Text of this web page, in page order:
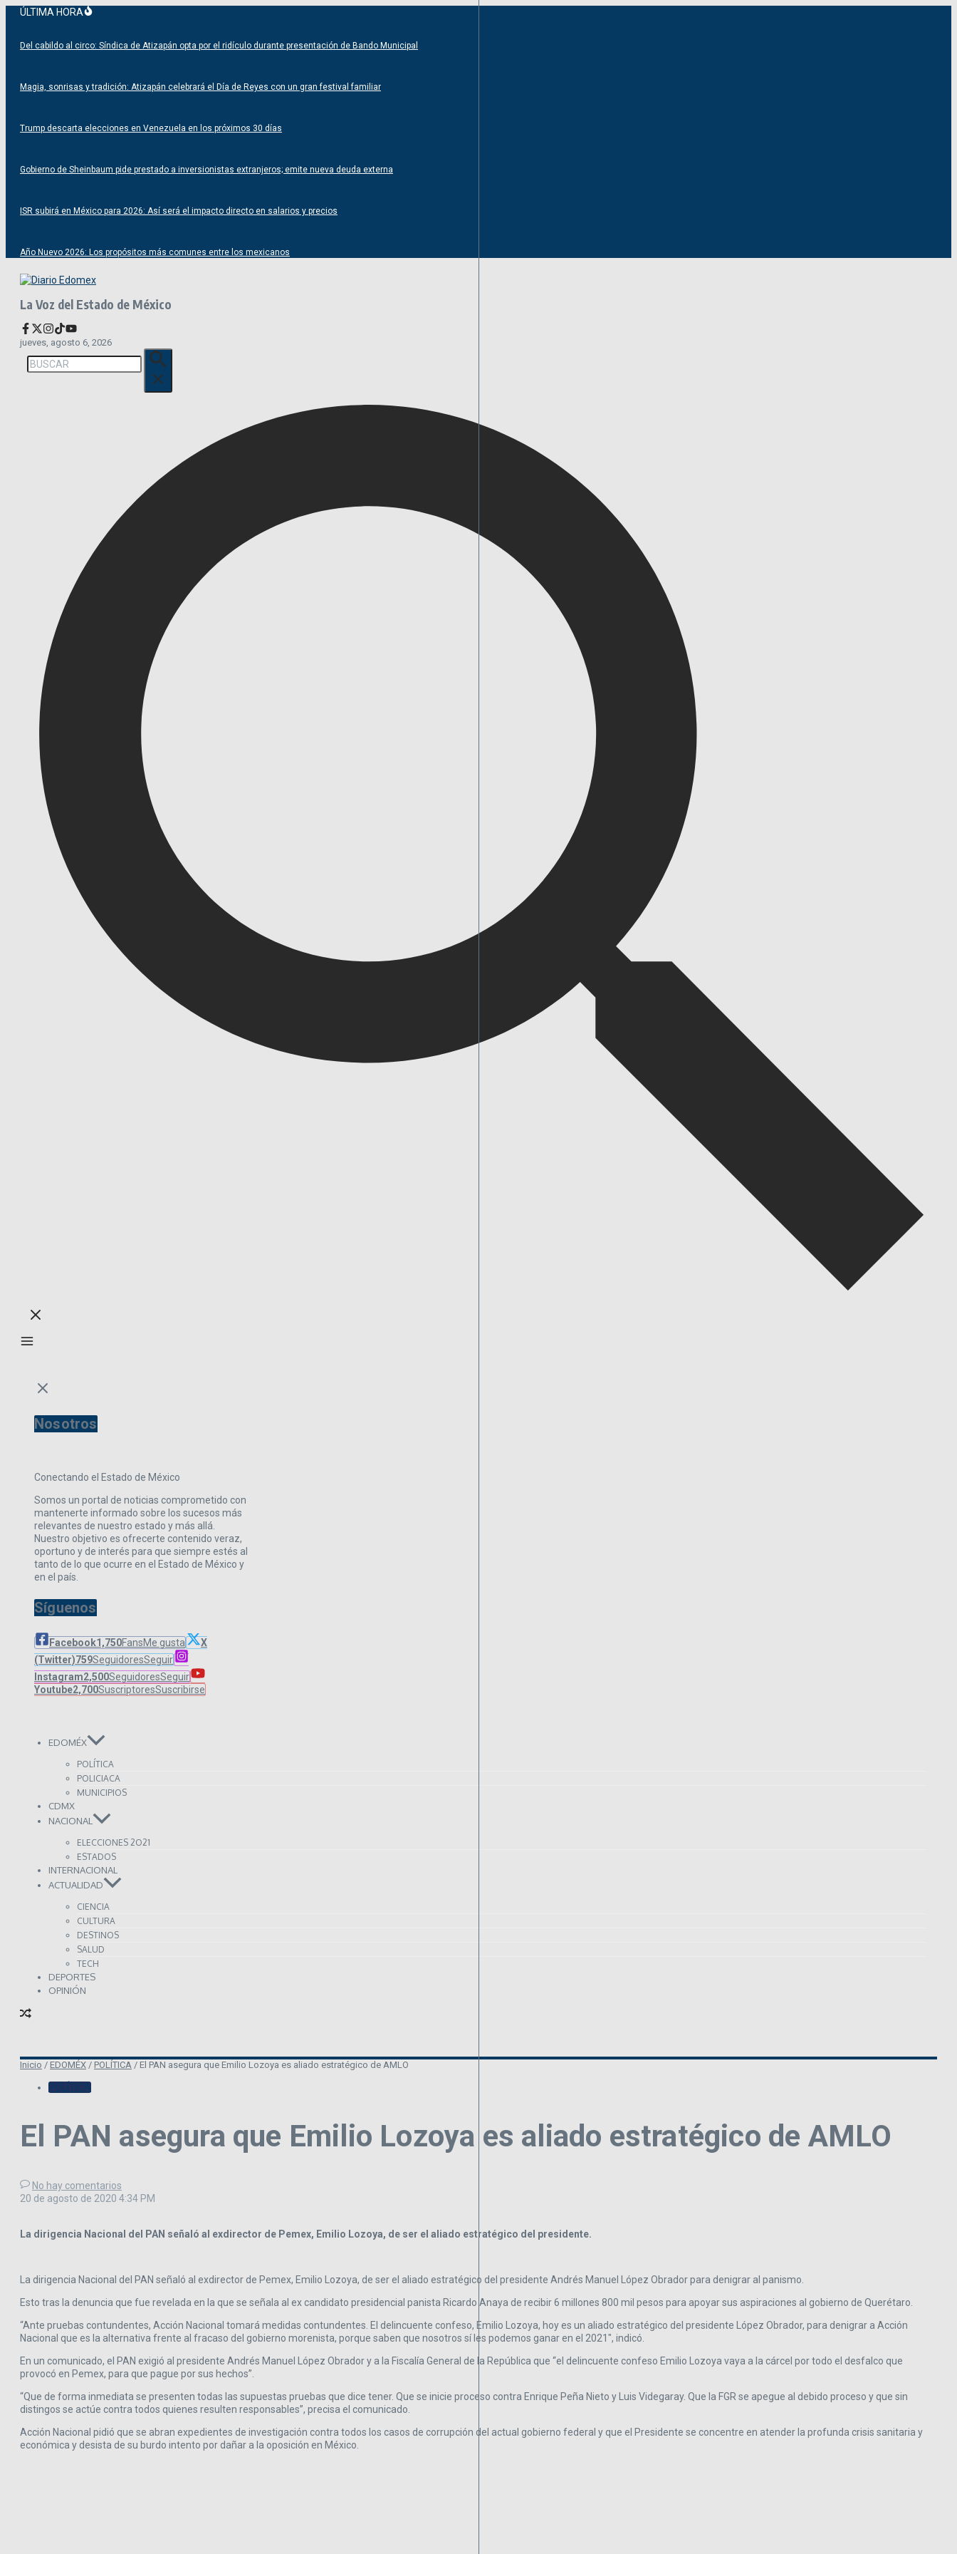
SaltarÚLTIMA HORA
Del cabildo al circo: Síndica de Atizapán opta por el ridículo durante presentación de Bando Municipal
Magia, sonrisas y tradición: Atizapán celebrará el Día de Reyes con un gran festival familiar
Trump descarta elecciones en Venezuela en los próximos 30 días
Gobierno de Sheinbaum pide prestado a inversionistas extranjeros; emite nueva deuda externa
ISR subirá en México para 2026: Así será el impacto directo en salarios y precios
Año Nuevo 2026: Los propósitos más comunes entre los mexicanos
La Voz del Estado de México
jueves, agosto 6, 2026
Buscar:
Nosotros
Conectando el Estado de México
Somos un portal de noticias comprometido con
mantenerte informado sobre los sucesos más
relevantes de nuestro estado y más allá.
Nuestro objetivo es ofrecerte contenido veraz,
oportuno y de interés para que siempre estés al
tanto de lo que ocurre en el Estado de México y
en el país.
Síguenos
Facebook1,750FansMe gusta
X
(Twitter)759SeguidoresSeguir
Instagram2,500SeguidoresSeguir
Youtube2,700SuscriptoresSuscribirse
EDOMÉX
POLÍTICA
POLICIACA
MUNICIPIOS
CDMX
NACIONAL
ELECCIONES 2O21
ESTADOS
INTERNACIONAL
ACTUALIDAD
CIENCIA
CULTURA
DESTINOS
SALUD
TECH
DEPORTES
OPINIÓN
Inicio / EDOMÉX / POLÍTICA / El PAN asegura que Emilio Lozoya es aliado estratégico de AMLO
POLÍTICA
El PAN asegura que Emilio Lozoya es aliado estratégico de AMLO
No hay comentarios
20 de agosto de 2020 4:34 PM
La dirigencia Nacional del PAN señaló al exdirector de Pemex, Emilio Lozoya, de ser el aliado estratégico del presidente.
La dirigencia Nacional del PAN señaló al exdirector de Pemex, Emilio Lozoya, de ser el aliado estratégico del presidente Andrés Manuel López Obrador para denigrar al panismo.
Esto tras la denuncia que fue revelada en la que se señala al ex candidato presidencial panista Ricardo Anaya de recibir 6 millones 800 mil pesos para apoyar sus aspiraciones al gobierno de Querétaro.
“Ante pruebas contundentes, Acción Nacional tomará medidas contundentes. El delincuente confeso, Emilio Lozoya, hoy es un aliado estratégico del presidente López Obrador, para denigrar a Acción
Nacional que es la alternativa frente al fracaso del gobierno morenista, porque saben que nosotros sí les podemos ganar en el 2021″, indicó.
En un comunicado, el PAN exigió al presidente Andrés Manuel López Obrador y a la Fiscalía General de la República que “el delincuente confeso Emilio Lozoya vaya a la cárcel por todo el desfalco que
provocó en Pemex, para que pague por sus hechos”
“Que de forma inmediata se presenten todas las supuestas pruebas que dice tener. Que se inicie proceso contra Enrique Peña Nieto y Luis Videgaray. Que la FGR se apegue al debido proceso y que sin
distingos se actúe contra todos quienes resulten responsables”, precisa el comunicado.
Acción Nacional pidió que se abran expedientes de investigación contra todos los casos de corrupción del actual gobierno federal y que el Presidente se concentre en atender la profunda crisis sanitaria y
económica y desista de su burdo intento por dañar a la oposición en México.